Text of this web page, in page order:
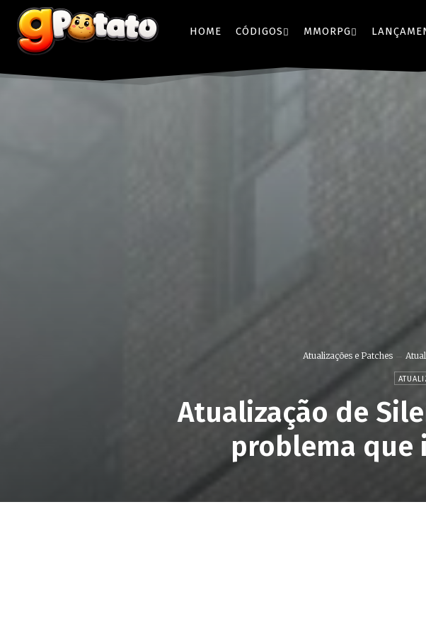
HOME CÓDIGOS MMORPG
Atualizações e Patches
Atualização de
problema que